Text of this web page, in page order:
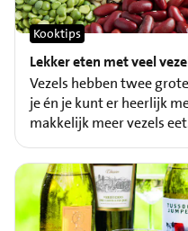
Lekker eten met veel
Kooktips
Vezels hebben twee
je én je kunt er heerlijk
makkelijk meer vezels